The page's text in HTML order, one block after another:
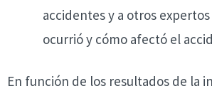
accidentes y a otros
ocurrió y cómo afectó el
En función de los resultados de la